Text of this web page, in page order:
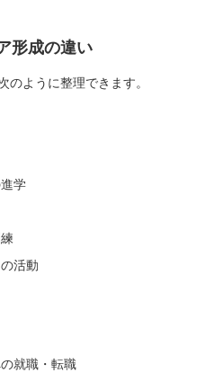
形成の違い
のように整理できます。
学
活動
就職・転職